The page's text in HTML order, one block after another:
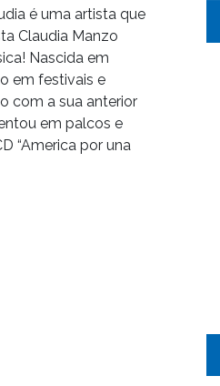
é uma artista que
Claudia Manzo
Nascida em
em festivais e
com a sua anterior
em palcos e
“America por una